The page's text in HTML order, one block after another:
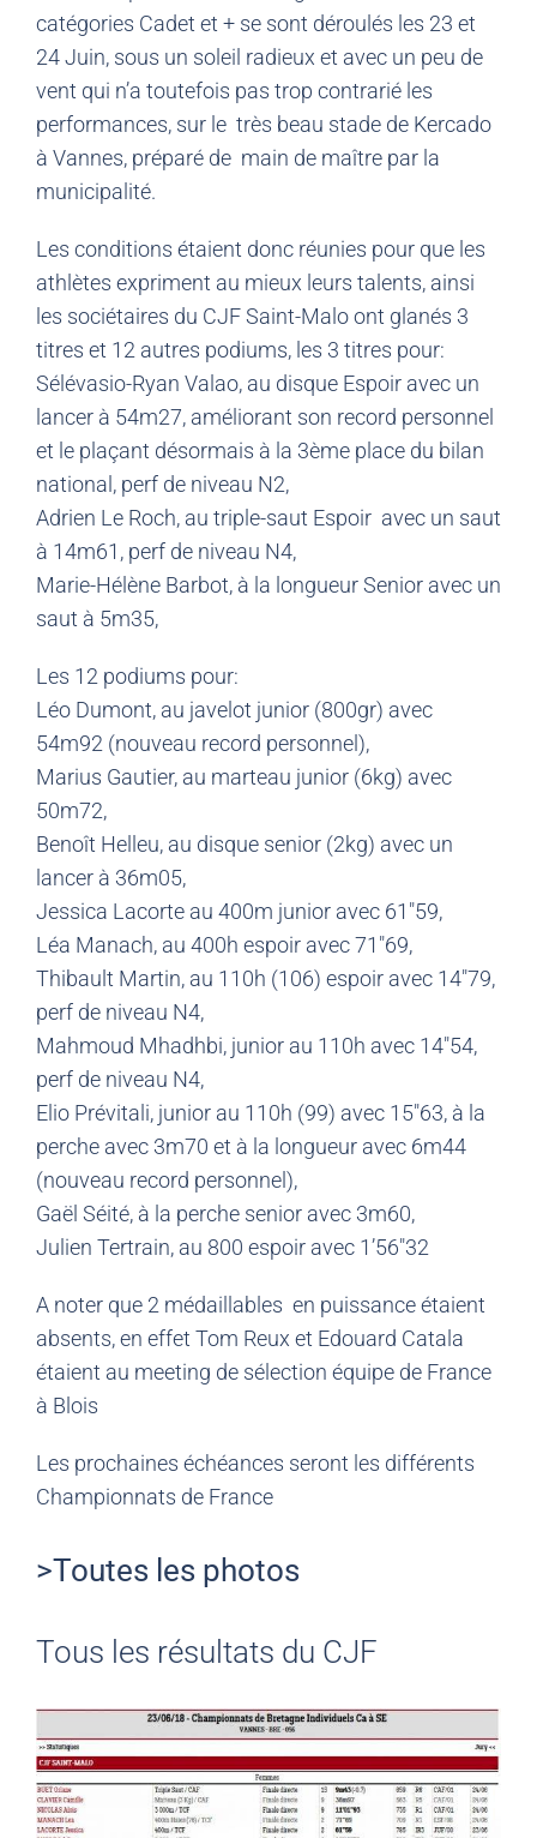
catégories Cadet et + se sont déroulés les 23 et
24 Juin, sous un soleil radieux et avec un peu de
vent qui n’a toutefois pas trop contrarié les
performances, sur le très beau stade de Kercado
à Vannes, préparé de main de maître par la
municipalité.
Les conditions étaient donc réunies pour que les
athlètes expriment au mieux leurs talents, ainsi
les sociétaires du CJF Saint-Malo ont glanés 3
titres et 12 autres podiums, les 3 titres pour:
Sélévasio-Ryan Valao, au disque Espoir avec un
lancer à 54m27, améliorant son record personnel
et le plaçant désormais à la 3ème place du bilan
national, perf de niveau N2,
Adrien Le Roch, au triple-saut Espoir avec un saut
à 14m61, perf de niveau N4,
Marie-Hélène Barbot, à la longueur Senior avec un
saut à 5m35,
Les 12 podiums pour:
Léo Dumont, au javelot junior (800gr) avec
54m92 (nouveau record personnel),
Marius Gautier, au marteau junior (6kg) avec
50m72,
Benoît Helleu, au disque senior (2kg) avec un
lancer à 36m05,
Jessica Lacorte au 400m junior avec 61″59,
Léa Manach, au 400h espoir avec 71″69,
Thibault Martin, au 110h (106) espoir avec 14″79,
perf de niveau N4,
Mahmoud Mhadhbi, junior au 110h avec 14″54,
perf de niveau N4,
Elio Prévitali, junior au 110h (99) avec 15″63, à la
perche avec 3m70 et à la longueur avec 6m44
(nouveau record personnel),
Gaël Séité, à la perche senior avec 3m60,
Julien Tertrain, au 800 espoir avec 1’56″32
A noter que 2 médaillables en puissance étaient
absents, en effet Tom Reux et Edouard Catala
étaient au meeting de sélection équipe de France
à Blois
Les prochaines échéances seront les différents
Championnats de France
>Toutes les photos
Tous les résultats du CJF